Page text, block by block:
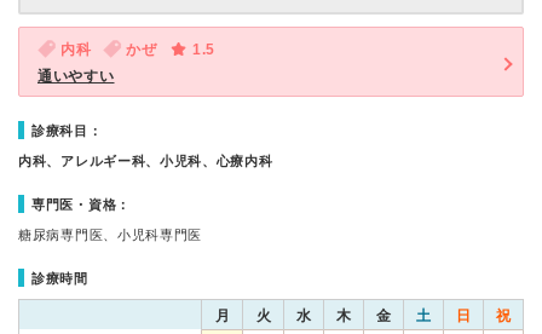
内科 かぜ
1.5
通いやすい
診療科目：
内科、アレルギー科、小児科、心療内科
専門医・資格：
糖尿病専門医、小児科専門医
診療時間
月 火 水 木 金 土 日 祝